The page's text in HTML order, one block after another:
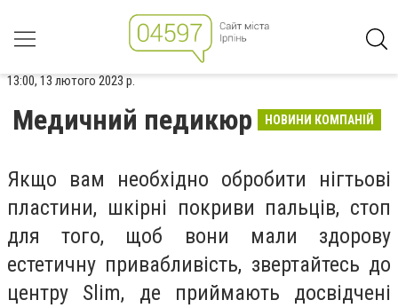
13:00, 13 лютого 2023 р.
Медичний педикюр НОВИНИ КОМПАНІЙ
Якщо вам необхідно обробити нігтьові
пластини, шкірні покриви пальців, стоп
для того, щоб вони мали здорову
естетичну привабливість, звертайтесь до
центру Slim, де приймають досвідчені